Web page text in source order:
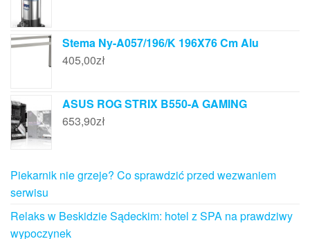
Stema Ny-A057/196/K 196X76 Cm Alu
405,00zł
ASUS ROG STRIX B550-A GAMING
653,90zł
Piekarnik nie grzeje? Co sprawdzić przed wezwaniem
serwisu
Relaks w Beskidzie Sądeckim: hotel z SPA na prawdziwy
wypoczynek